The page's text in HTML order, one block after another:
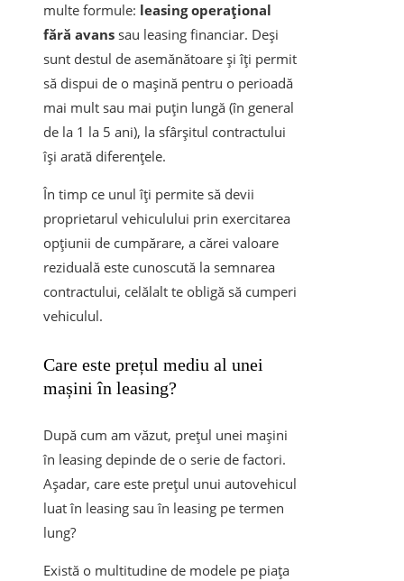
multe formule: leasing operațional
fără avans sau leasing financiar. Deși
sunt destul de asemănătoare și îți permit
să dispui de o mașină pentru o perioadă
mai mult sau mai puțin lungă (în general
de la 1 la 5 ani), la sfârșitul contractului
își arată diferențele.
În timp ce unul îți permite să devii
proprietarul vehiculului prin exercitarea
opțiunii de cumpărare, a cărei valoare
reziduală este cunoscută la semnarea
contractului, celălalt te obligă să cumperi
vehiculul.
Care este prețul mediu al unei
mașini în leasing?
După cum am văzut, prețul unei mașini
în leasing depinde de o serie de factori.
Așadar, care este prețul unui autovehicul
luat în leasing sau în leasing pe termen
lung?
Există o multitudine de modele pe piața